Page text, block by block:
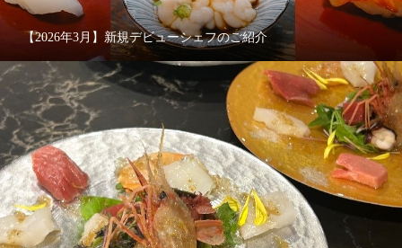
【2026年3月】新規デビューシェフのご紹介